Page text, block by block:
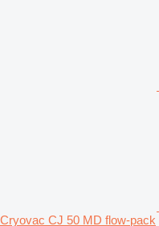
Cryovac CJ 50 MD flow-pack